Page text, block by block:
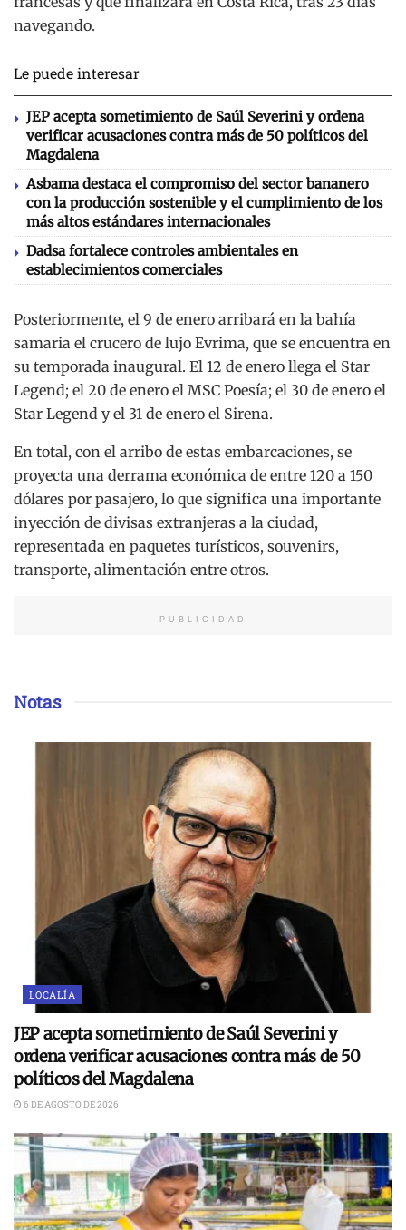
navegando.
Le puede interesar
JEP acepta sometimiento de Saúl Severini y ordena
verificar acusaciones contra más de 50 políticos del
Magdalena
Asbama destaca el compromiso del sector bananero
con la producción sostenible y el cumplimiento de los
más altos estándares internacionales
Dadsa fortalece controles ambientales en
establecimientos comerciales
Posteriormente, el 9 de enero arribará en la bahía
samaria el crucero de lujo Evrima, que se encuentra en
su temporada inaugural. El 12 de enero llega el Star
Legend; el 20 de enero el MSC Poesía; el 30 de enero el
Star Legend y el 31 de enero el Sirena.
En total, con el arribo de estas embarcaciones, se
proyecta una derrama económica de entre 120 a 150
dólares por pasajero, lo que significa una importante
inyección de divisas extranjeras a la ciudad,
representada en paquetes turísticos, souvenirs,
transporte, alimentación entre otros.
PUBLICIDAD
Notas
LOCALÍA
JEP acepta sometimiento de Saúl Severini y
ordena verificar acusaciones contra más de 50
políticos del Magdalena
6 DE AGOSTO DE 2026